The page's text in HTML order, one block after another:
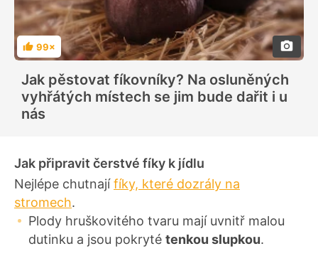
H
o
n
o
c
n
99×
Jak pěstovat fíkovníky? Na osluněných
vyhřátých místech se jim bude dařit i u
nás
Jak připravit čerstvé fíky k jídlu
Nejlépe chutnajífíky, které dozrály na
stromech.
Plody hruškovitého tvaru mají uvnitř malou
dutinku a jsou pokryté tenkou slupkou.